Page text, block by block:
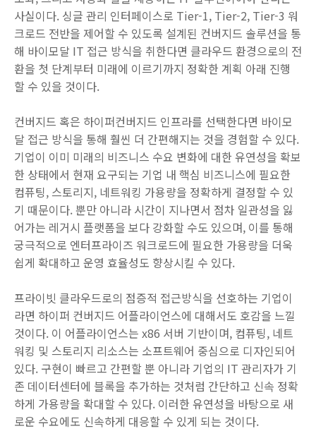
사실이다. 싱글 관리 인터페이스로 Tier-1, Tier-2, Tier-3 워
크로드 전반을 제어할 수 있도록 설계된 컨버지드 솔루션을 통
해 바이모달 IT 접근 방식을 취한다면 클라우드 환경으로의 전
환을 첫 단계부터 미래에 이르기까지 정확한 계획 아래 진행
할 수 있을 것이다.
컨버지드 혹은 하이퍼컨버지드 인프라를 선택한다면 바이모
달 접근 방식을 통해 훨씬 더 간편해지는 것을 경험할 수 있다.
기업이 이미 미래의 비즈니스 수요 변화에 대한 유연성을 확보
한 상태에서 현재 요구되는 기업 내 핵심 비즈니스에 필요한
컴퓨팅, 스토리지, 네트워킹 가용량을 정확하게 결정할 수 있
기 때문이다. 뿐만 아니라 시간이 지나면서 점차 일관성을 잃
어가는 레거시 플랫폼을 보다 강화할 수도 있으며, 이를 통해
궁극적으로 엔터프라이즈 워크로드에 필요한 가용량을 더욱
쉽게 확대하고 운영 효율성도 향상시킬 수 있다.
프라이빗 클라우드로의 점증적 접근방식을 선호하는 기업이
라면 하이퍼 컨버지드 어플라이언스에 대해서도 호감을 느낄
것이다. 이 어플라이언스는 x86 서버 기반이며, 컴퓨팅, 네트
워킹 및 스토리지 리소스는 소프트웨어 중심으로 디자인되어
있다. 구현이 빠르고 간편할 뿐 아니라 기업의 IT 관리자가 기
존 데이터센터에 블록을 추가하는 것처럼 간단하고 신속 정확
하게 가용량을 확대할 수 있다. 이러한 유연성을 바탕으로 새
로운 수요에도 신속하게 대응할 수 있게 되는 것이다.